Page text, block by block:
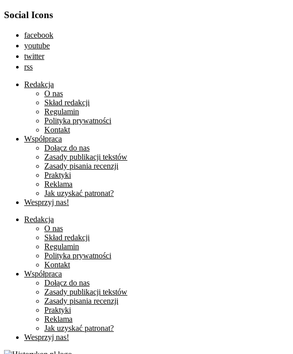
Social Icons
facebook
youtube
twitter
rss
Redakcja
O nas
Skład redakcji
Regulamin
Polityka prywatności
Kontakt
Współpraca
Dołącz do nas
Zasady publikacji tekstów
Zasady pisania recenzji
Praktyki
Reklama
Jak uzyskać patronat?
Wesprzyj nas!
Redakcja
O nas
Skład redakcji
Regulamin
Polityka prywatności
Kontakt
Współpraca
Dołącz do nas
Zasady publikacji tekstów
Zasady pisania recenzji
Praktyki
Reklama
Jak uzyskać patronat?
Wesprzyj nas!